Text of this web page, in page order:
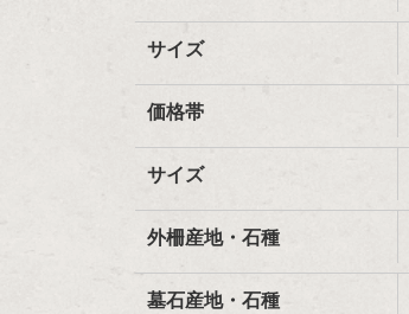
サイズ
価格帯
サイズ
外柵産地・石種
墓石産地・石種